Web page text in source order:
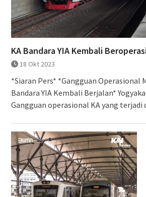
KA Bandara YIA Kembali
18 Okt 2023
*Siaran Pers* *Gangguan Operasional
Bandara YIA Kembali Berjalan*
Gangguan operasional KA yang terjadi